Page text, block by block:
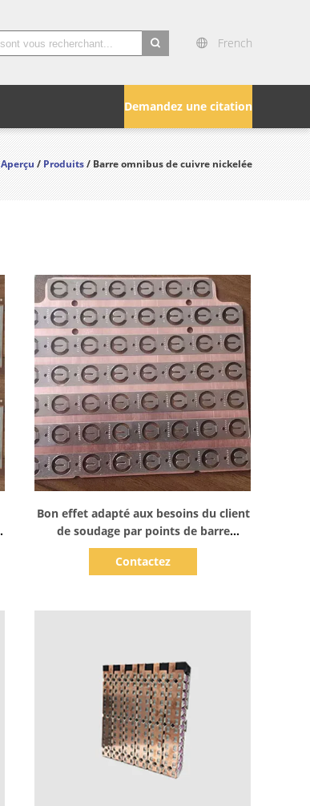
French
Demandez une citation
Aperçu/Produits/ Barre omnibus de cuivre nickelée
Bon effet adapté aux besoins du client
de soudage par points de barre
omnibus de cuivre nickelée
Contactez